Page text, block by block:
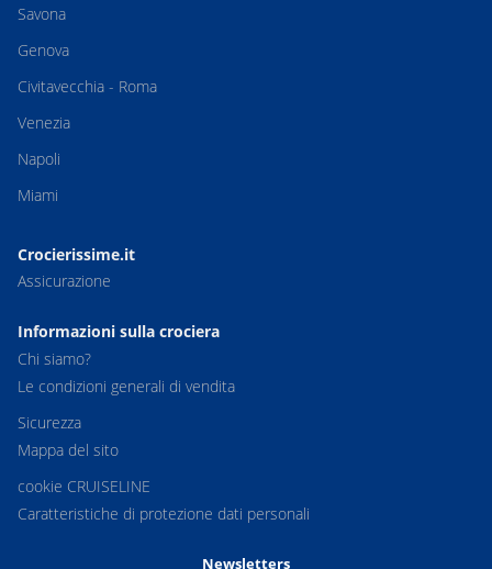
Savona
Genova
Civitavecchia - Roma
Venezia
Napoli
Miami
Crocierissime.it
Assicurazione
Informazioni sulla crociera
Chi siamo?
Le condizioni generali di vendita
Sicurezza
Mappa del sito
cookie CRUISELINE
Caratteristiche di protezione dati personali
Newsletters